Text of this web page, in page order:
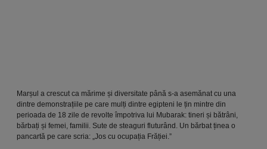
Marșul a crescut ca mărime și diversitate până s-a asemănat cu una
dintre demonstrațiile pe care mulți dintre egipteni le țin mintre din
perioada de 18 zile de revolte împotriva lui Mubarak: tineri și bătrâni,
bărbați și femei, familii. Sute de steaguri fluturând. Un bărbat ținea o
pancartă pe care scria: „Jos cu ocupația Frăției.”